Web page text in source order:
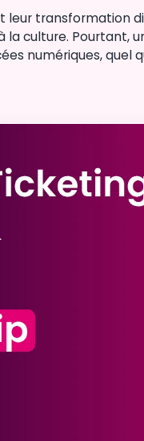
transformation
la culture. Pourtant,
numériques, quel